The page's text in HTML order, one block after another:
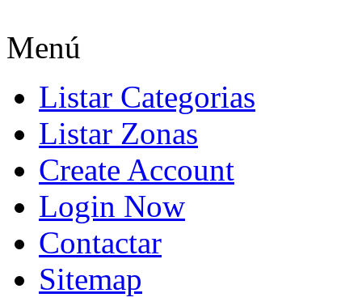
Menú
Listar Categorias
Listar Zonas
Create Account
Login Now
Contactar
Sitemap